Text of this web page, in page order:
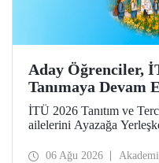
Aday Öğrenciler,
Tanımaya Devam
İTÜ 2026 Tanıtım ve
ailelerini Ayazağa
ilgili fakülte ve birimler
06 Ağu 2026